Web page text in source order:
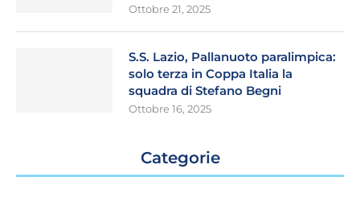
Ottobre 21, 2025
S.S. Lazio, Pallanuoto paralimpica:
solo terza in Coppa Italia la
squadra di Stefano Begni
Ottobre 16, 2025
Categorie